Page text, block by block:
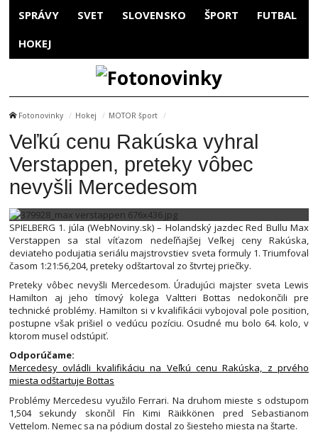
SPRÁVY SVET SLOVENSKO ŠPORT FUTBAL
HOKEJ
Fotonovinky Hokej MOTOR šport
Veľkú cenu Rakúska vyhral
Verstappen, preteky vôbec
nevyšli Mercedesom
SPIELBERG 1. júla (WebNoviny.sk) – Holandský jazdec Red Bullu Max
Verstappen sa stal víťazom nedeľňajšej Veľkej ceny Rakúska,
deviateho podujatia seriálu majstrovstiev sveta formuly 1. Triumfoval
časom 1:21:56,204, preteky odštartoval zo štvrtej priečky.
Preteky vôbec nevyšli Mercedesom. Úradujúci majster sveta Lewis
Hamilton aj jeho tímový kolega Valtteri Bottas nedokončili pre
technické problémy. Hamilton si v kvalifikácii vybojoval pole position,
postupne však prišiel o vedúcu pozíciu. Osudné mu bolo 64. kolo, v
ktorom musel odstúpiť.
Odporúčame:
Mercedesy ovládli kvalifikáciu na Veľkú cenu Rakúska, z prvého
miesta odštartuje Bottas
Problémy Mercedesu využilo Ferrari. Na druhom mieste s odstupom
1,504 sekundy skončil Fín Kimi Räikkönen pred Sebastianom
Vettelom. Nemec sa na pódium dostal zo šiesteho miesta na štarte.